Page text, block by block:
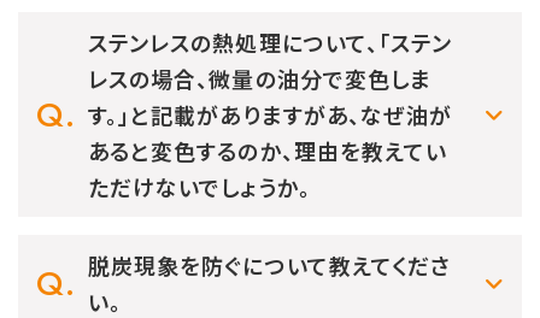
ステンレスの熱処理について、「ステン
レスの場合、微量の油分で変色しま
す。」と記載がありますがあ、なぜ油が
あると変色するのか、理由を教えてい
ただけないでしょうか。
脱炭現象を防ぐについて教えてくださ
い。